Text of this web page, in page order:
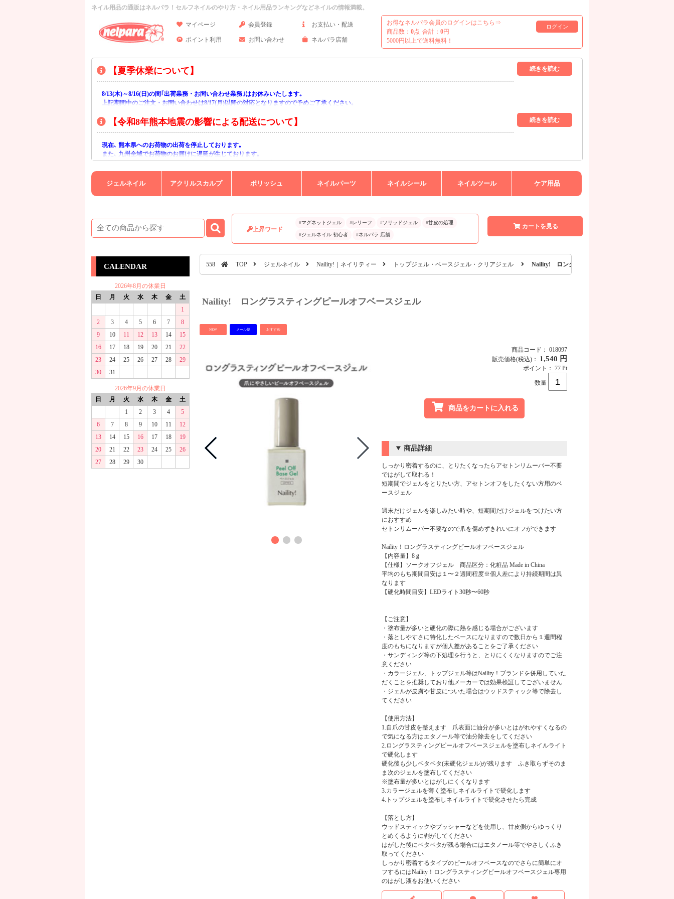
ネイル用品の通販はネルパラ！セルフネイルのやり方・ネイル用品ランキングなどネイルの情報満載。
マイページ 会員登録 お支払い・配送
ポイント利用 お問い合わせ ネルパラ店舗
お得なネルパラ会員のログインはこちら⇒
ログイン
商品数： 0点 合計： 0円
5000円以上で送料無料！
【夏季休業について】
8/13(木)～8/16(日)の間｢出荷業務・お問い合わせ業務｣はお休みいたします｡
上記期間中のご注文・お問い合わせは8/17(月)以降の対応となりますので予めご了承ください｡
【令和8年熊本地震の影響による配送について】
現在､ 熊本県へのお荷物の出荷を停止しております｡
また､ 九州全域でお荷物のお届けに遅延が生じております｡
ご不便をおかけいたしますが､ 何卒ご理解賜りますようお願い申し上げます｡
ジェルネイル アクリルスカルプ ポリッシュ ネイルパーツ ネイルシール ネイルツール ケア用品
上昇ワード
#マグネットジェル #レリーフ #ソリッドジェル #甘皮の処理
#ジェルネイル 初心者 #ネルパラ 店舗
カートを見る
CALENDAR
2026年8月の休業日
日
月 火 水 木 金
土
1
2
3 4 5 6 7
8
9
10 11 12 13 14
15
16
17 18 19 20 21
22
23
24 25 26 27 28
29
30
31
2026年9月の休業日
日
月 火 水 木 金
土
1
2 3 4
5
6
7 8 9 10 11
12
13
14 15 16 17 18
19
20
21 22 23 24 25
26
27
28 29 30
558 TOP ジェルネイル Naility!｜ネイリティー トップジェル・ベースジェル・クリアジェル Naility! ロングラスティングピールオフベースジェ
Naility! ロングラスティングピールオフベースジェル
NEW メール便 おすすめ
商品コード： 018097
販売価格(税込)： 1,540 円
ポイント： 77 Pt
数量
商品をカートに入れる
商品詳細
しっかり密着するのに、とりたくなったらアセトンリムーバー不要
ではがして取れる！
短期間でジェルをとりたい方、アセトンオフをしたくない方用のベ
ースジェル
週末だけジェルを楽しみたい時や、短期間だけジェルをつけたい方
におすすめ
セトンリムーバー不要なので爪を傷めずきれいにオフができます
Naility！ロングラスティングピールオフベースジェル
【内容量】8ｇ
【仕様】ソークオフジェル 商品区分：化粧品 Made in China
平均のもち期間目安は１〜２週間程度※個人差により持続期間は異
なります
【硬化時間目安】LEDライト30秒〜60秒
【ご注意】
・塗布量が多いと硬化の際に熱を感じる場合がございます
・落としやすさに特化したベースになりますので数日から１週間程
度のもちになりますが個人差があることをご了承ください
・サンディング等の下処理を行うと、とりにくくなりますのでご注
意ください
・カラージェル、トップジェル等はNaility！ブランドを併用していた
だくことを推奨しており他メーカーでは効果検証してございません
・ジェルが皮膚や甘皮についた場合はウッドスティック等で除去し
てください
【使用方法】
1.自爪の甘皮を整えます 爪表面に油分が多いとはがれやすくなるの
で気になる方はエタノール等で油分除去をしてください
2.ロングラスティングピールオフベースジェルを塗布しネイルライト
で硬化します
硬化後も少しベタベタ(未硬化ジェル)が残ります ふき取らずそのま
ま次のジェルを塗布してください
※塗布量が多いとはがしにくくなります
3.カラージェルを薄く塗布しネイルライトで硬化します
4.トップジェルを塗布しネイルライトで硬化させたら完成
【落とし方】
ウッドスティックやプッシャーなどを使用し、甘皮側からゆっくり
とめくるように剥がしてください
はがした後にベタベタが残る場合にはエタノール等でやさしくふき
取ってください
しっかり密着するタイプのピールオフベースなのでさらに簡単にオ
フするにはNaility！ロングラスティングピールオフベースジェル専用
のはがし液をお使いください